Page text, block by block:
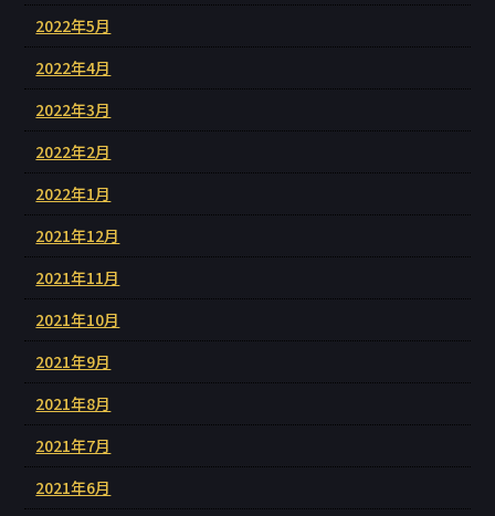
2022年5月
2022年4月
2022年3月
2022年2月
2022年1月
2021年12月
2021年11月
2021年10月
2021年9月
2021年8月
2021年7月
2021年6月